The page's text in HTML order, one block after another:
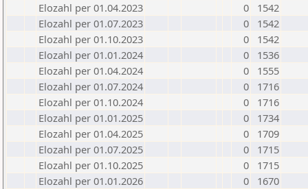
Elozahl per 01.04.2023
0
1542
Elozahl per 01.07.2023
0
1542
Elozahl per 01.10.2023
0
1542
Elozahl per 01.01.2024
0
1536
Elozahl per 01.04.2024
0
1555
Elozahl per 01.07.2024
0
1716
Elozahl per 01.10.2024
0
1716
Elozahl per 01.01.2025
0
1734
Elozahl per 01.04.2025
0
1709
Elozahl per 01.07.2025
0
1715
Elozahl per 01.10.2025
0
1715
Elozahl per 01.01.2026
0
1670